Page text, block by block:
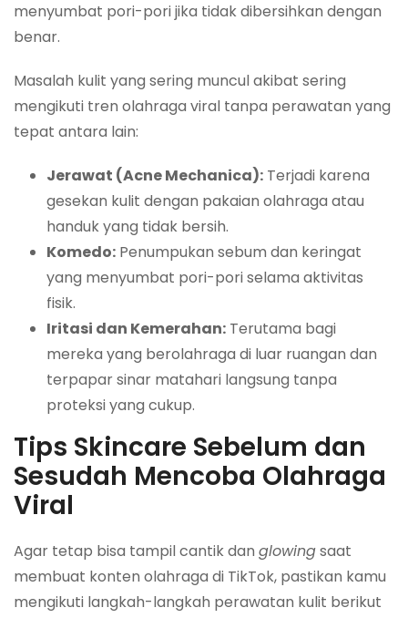
menyumbat pori-pori jika tidak dibersihkan dengan
benar.
Masalah kulit yang sering muncul akibat sering
mengikuti tren olahraga viral tanpa perawatan yang
tepat antara lain:
Jerawat (Acne Mechanica): Terjadi karena
gesekan kulit dengan pakaian olahraga atau
handuk yang tidak bersih.
Komedo: Penumpukan sebum dan keringat
yang menyumbat pori-pori selama aktivitas
fisik.
Iritasi dan Kemerahan: Terutama bagi
mereka yang berolahraga di luar ruangan dan
terpapar sinar matahari langsung tanpa
proteksi yang cukup.
Tips Skincare Sebelum dan
Sesudah Mencoba Olahraga
Viral
Agar tetap bisa tampil cantik dan glowingsaat
membuat konten olahraga di TikTok, pastikan kamu
mengikuti langkah-langkah perawatan kulit berikut